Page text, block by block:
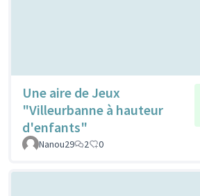
Une aire de Jeux
"Villeurbanne à hauteur
d'enfants"
Nanou29 2 0